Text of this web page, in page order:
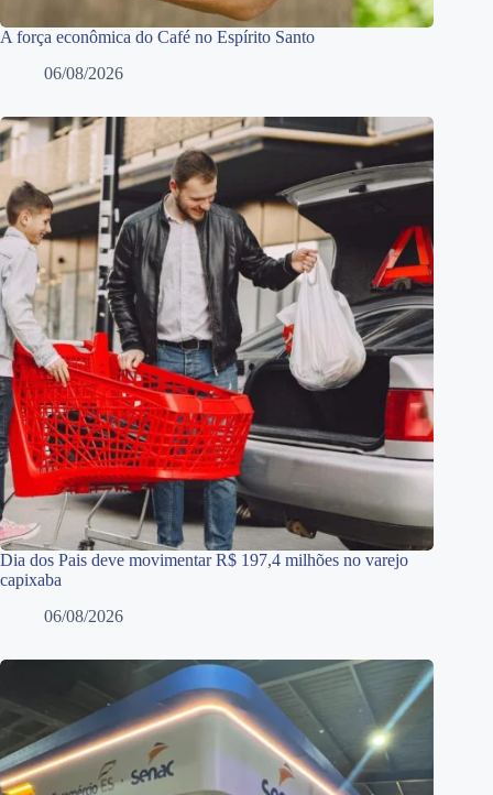
A força econômica do Café no Espírito Santo
06/08/2026
Dia dos Pais deve movimentar R$ 197,4 milhões no varejo
capixaba
06/08/2026